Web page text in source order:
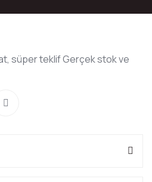
süper teklif Gerçek stok ve